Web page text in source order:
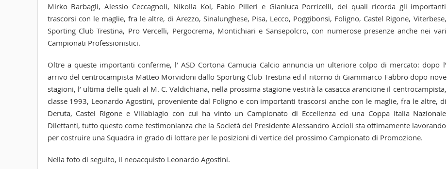
Mirko Barbagli, Alessio Ceccagnoli, Nikolla Kol, Fabio Pilleri e Gianluca Porricelli, dei quali ricorda gli importanti
trascorsi con le maglie, fra le altre, di Arezzo, Sinalunghese, Pisa, Lecco, Poggibonsi, Foligno, Castel Rigone, Viterbese,
Sporting Club Trestina, Pro Vercelli, Pergocrema, Montichiari e Sansepolcro, con numerose presenze anche nei vari
Campionati Professionistici.
Oltre a queste importanti conferme, l’ ASD Cortona Camucia Calcio annuncia un ulteriore colpo di mercato: dopo l’
arrivo del centrocampista Matteo Morvidoni dallo Sporting Club Trestina ed il ritorno di Giammarco Fabbro dopo nove
stagioni, l’ ultima delle quali al M. C. Valdichiana, nella prossima stagione vestirà la casacca arancione il centrocampista,
classe 1993, Leonardo Agostini, proveniente dal Foligno e con importanti trascorsi anche con le maglie, fra le altre, di
Deruta, Castel Rigone e Villabiagio con cui ha vinto un Campionato di Eccellenza ed una Coppa Italia Nazionale
Dilettanti, tutto questo come testimonianza che la Società del Presidente Alessandro Accioli sta ottimamente lavorando
per costruire una Squadra in grado di lottare per le posizioni di vertice del prossimo Campionato di Promozione.
Nella foto di seguito, il neoacquisto Leonardo Agostini.